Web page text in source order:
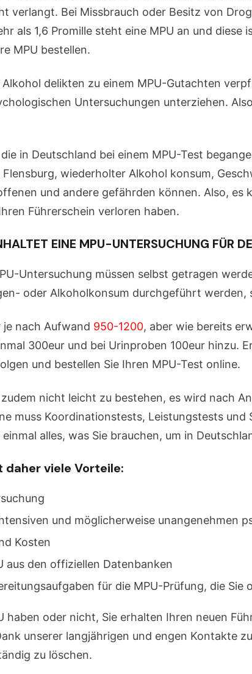
verlangt. Bei Missbrauch oder Besitz von
als 1,6 Promille steht eine MPU an und
MPU bestellen.
delikten zu einem MPU-Gutachten
Untersuchungen unterziehen.
in Deutschland bei einem MPU-Test
Flensburg, wiederholter Alkohol konsum,
und andere gefährden können. Also, es
Führerschein verloren haben.
EINE MPU-UNTERSUCHUNG FÜR
Untersuchung müssen selbst getragen
oder Alkoholkonsum durchgeführt werden,
nach Aufwand 950-1200, aber wie bereits
300eur und bei Urinproben 100eur hinzu.
und bestellen Sie Ihren MPU-Test online.
nicht leicht zu bestehen, es wird nach
muss Koordinationstests, Leistungstests
alles, was Sie brauchen, um in
viele Vorteile:
und möglicherweise unangenehmen
Kosten
aus den offiziellen Datenbanken
für die MPU-Prüfung, die Sie
haben oder nicht, Sie erhalten Ihren neuen
unserer langjährigen und engen Kontakte
zu löschen.